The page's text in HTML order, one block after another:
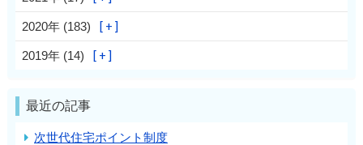
2020年 (183)
2019年 (14)
最近の記事
次世代住宅ポイント制度